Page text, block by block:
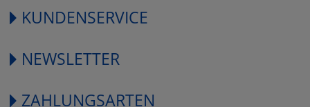
KUNDENSERVICE
NEWSLETTER
ZAHLUNGSARTEN